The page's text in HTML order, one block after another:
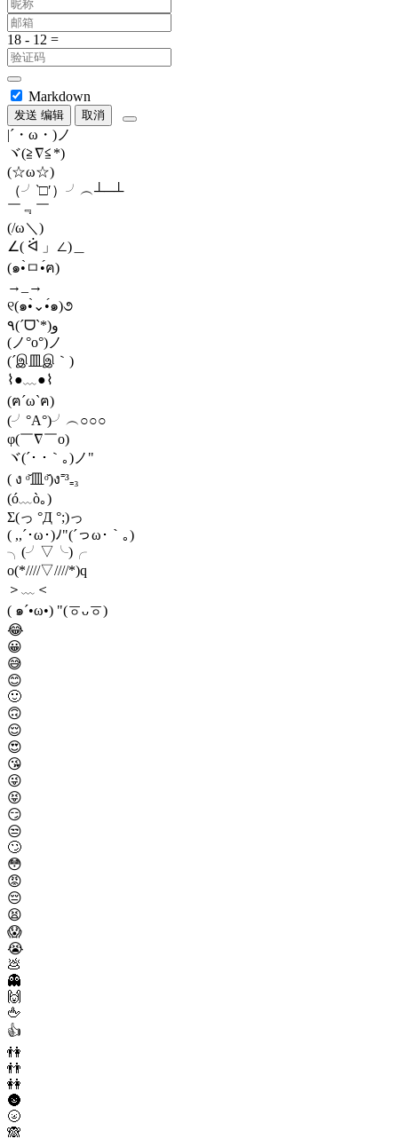
Markdown
发送 编辑 取消
|´・ω・)ノ
ヾ(≧∇≦*)ゝ
(☆ω☆)
（╯‵□′）╯︵┴─┴
￣﹃￣
(/ω＼)
∠( ᐛ 」∠)＿
(๑•̀ㅁ•́ฅ)
→_→
୧(๑•̀⌄•́๑)૭
٩(ˊᗜˋ*)و
(ノ°ο°)ノ
(´இ皿இ｀)
⌇●﹏●⌇
(ฅ´ω`ฅ)
(╯°A°)╯︵○○○
φ(￣∇￣o)
ヾ(´･ ･｀｡)ノ"
( ง ᵒ̌皿ᵒ̌)ง⁼³₌₃
(ó﹏ò｡)
Σ(っ °Д °;)っ
( ,,´･ω･)ﾉ"(´っω･｀｡)
╮(╯▽╰)╭
o(*////▽////*)q
＞﹏＜
( ๑´•ω•) "(ㆆᴗㆆ)
😂
😀
😅
😊
🙂
🙃
😌
😍
😘
😜
😝
😏
😒
🙄
😳
😡
😔
😫
😱
😭
💩
👻
🙌
🖕
👍
👫
👬
👭
🌚
🌝
🙈